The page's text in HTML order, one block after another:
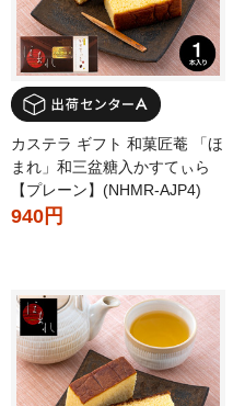
カステラ ギフト 和菓匠菴 「ほ
まれ」和三盆糖入かすてぃら
【プレーン】(NHMR-AJP4)
940円